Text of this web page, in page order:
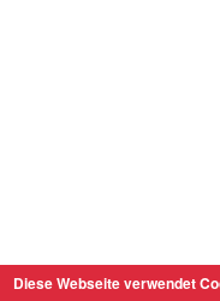
Diese Webseite verwendet